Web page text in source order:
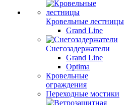
Кровельные лестницы
Grand Line
Снегозадержатели
Grand Line
Optima
Кровельные
ограждения
Переходные мостики